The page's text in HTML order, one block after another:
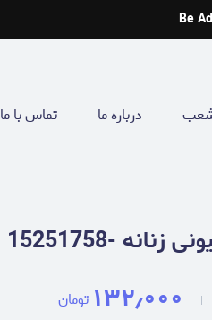
Be
درباره ما تماس با ما
-15251758
۱۳۲٫۰۰۰ تومان